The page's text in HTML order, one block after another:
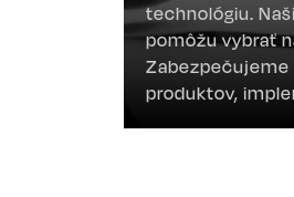
technológiu.
pomôžu vybrať
Zabezpečujeme
produktov,